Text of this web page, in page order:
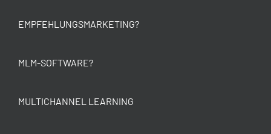
EMPFEHLUNGSMARKETING?
MLM-SOFTWARE?
MULTICHANNEL LEARNING